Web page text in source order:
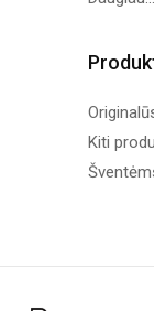
Kiti